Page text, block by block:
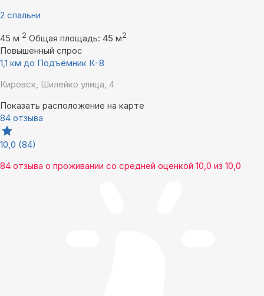
2 спальни
45 м 2 Общая площадь: 45 м2
Повышенный спрос
1,1 км до Подъёмник К-8
Кировск, Шилейко улица, 4
Показать расположение на карте
84 отзыва
10,0 (84)
84 отзыва о проживании со средней оценкой 10,0 из 10,0